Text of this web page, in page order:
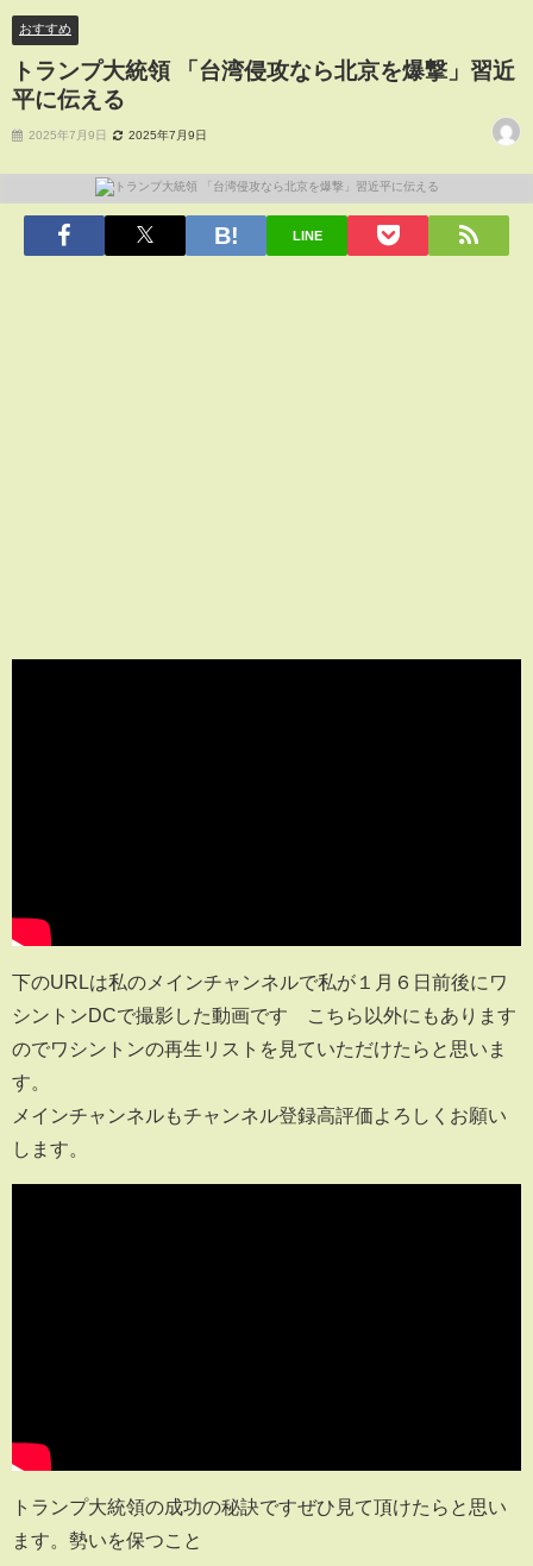
おすすめ
トランプ大統領 「台湾侵攻なら北京を爆撃」習近
平に伝える
2025年7月9日 2025年7月9日
LINE
下のURLは私のメインチャンネルで私が１月６日前後にワ
シントンDCで撮影した動画です こちら以外にもあります
のでワシントンの再生リストを見ていただけたらと思いま
す。
メインチャンネルもチャンネル登録高評価よろしくお願い
します。
トランプ大統領の成功の秘訣ですぜひ見て頂けたらと思い
ます。勢いを保つこと